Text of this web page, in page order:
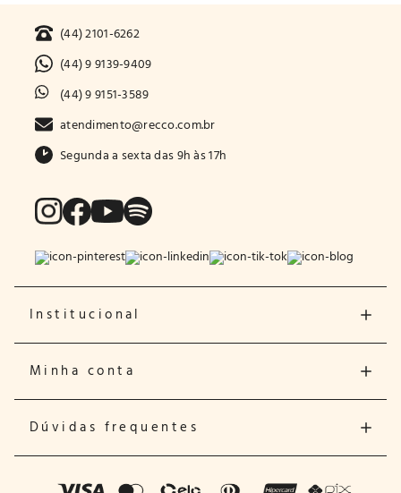
(44) 2101-6262
(44) 9 9139-9409
(44) 9 9151-3589
atendimento@recco.com.br
Segunda a sexta das 9h às 17h
Institucional
Minha conta
Dúvidas frequentes